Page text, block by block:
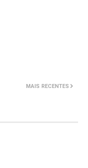
MAIS RECENTES